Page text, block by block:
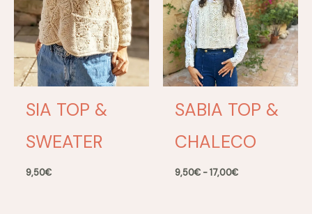
SIA TOP &
SWEATER
9,50€
SABIA TOP &
CHALECO
9,50€ - 17,00€Rango